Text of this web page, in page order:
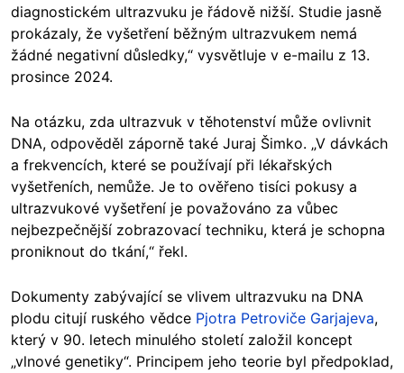
diagnostickém ultrazvuku je řádově nižší. Studie jasně
prokázaly, že vyšetření běžným ultrazvukem nemá
žádné negativní důsledky,“ vysvětluje v e-mailu z 13.
prosince 2024.
Na otázku, zda ultrazvuk v těhotenství může ovlivnit
DNA, odpověděl záporně také Juraj Šimko. „V dávkách
a frekvencích, které se používají při lékařských
vyšetřeních, nemůže. Je to ověřeno tisíci pokusy a
ultrazvukové vyšetření je považováno za vůbec
nejbezpečnější zobrazovací techniku, která je schopna
proniknout do tkání,“ řekl.
Dokumenty zabývající se vlivem ultrazvuku na DNA
plodu citují ruského vědce Pjotra Petroviče Garjajeva,
který v 90. letech minulého století založil koncept
„vlnové genetiky“. Principem jeho teorie byl předpoklad,